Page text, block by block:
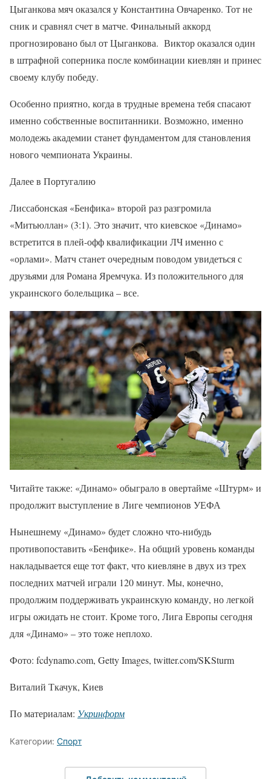
Цыганкова мяч оказался у Константина Овчаренко. Тот не
сник и сравнял счет в матче. Финальный аккорд
прогнозировано был от Цыганкова. Виктор оказался один
в штрафной соперника после комбинации киевлян и принес
своему клубу победу.
Особенно приятно, когда в трудные времена тебя спасают
именно собственные воспитанники. Возможно, именно
молодежь академии станет фундаментом для становления
нового чемпионата Украины.
Далее в Португалию
Лиссабонская «Бенфика» второй раз разгромила
«Митьюллан» (3:1). Это значит, что киевское «Динамо»
встретится в плей-офф квалификации ЛЧ именно с
«орлами». Матч станет очередным поводом увидеться с
друзьями для Романа Яремчука. Из положительного для
украинского болельщика – все.
Читайте также: «Динамо» обыграло в овертайме «Штурм» и
продолжит выступление в Лиге чемпионов УЕФА
Нынешнему «Динамо» будет сложно что-нибудь
противопоставить «Бенфике». На общий уровень команды
накладывается еще тот факт, что киевляне в двух из трех
последних матчей играли 120 минут. Мы, конечно,
продолжим поддерживать украинскую команду, но легкой
игры ожидать не стоит. Кроме того, Лига Европы сегодня
для «Динамо» – это тоже неплохо.
Фото: fcdynamo.com, Getty Images, twitter.com/SKSturm
Виталий Ткачук, Киев
По материалам: Укринформ
Категории: Спорт